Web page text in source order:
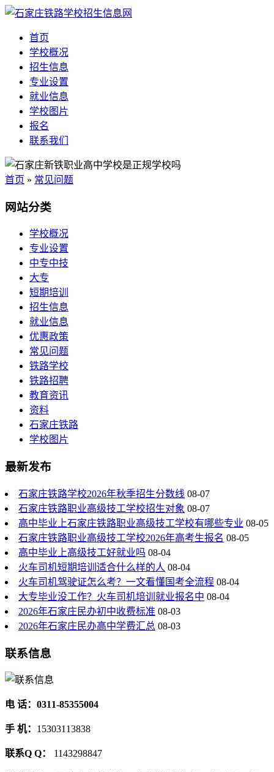
首页
学校概况
招生信息
专业设置
就业信息
学校图片
报名
联系我们
首页 » 常见问题
网站分类
学校概况
专业设置
中专中技
大专
短期培训
招生信息
就业信息
优惠政策
常见问题
铁路学校
铁路招聘
教育资讯
资料
石家庄铁路
学校图片
最新发布
石家庄铁路学校2026年秋季招生分数线 08-07
石家庄铁路职业高级技工学校招生对象 08-07
高中毕业上石家庄铁路职业高级技工学校有哪些专业 08-05
石家庄铁路职业高级技工学校2026年高考生报名 08-05
高中毕业上高级技工好就业吗 08-04
火车司机短期培训适合什么样的人 08-04
火车司机驾驶证怎么考？一文看懂国考全流程 08-04
大专毕业没工作？火车司机培训就业报名中 08-04
2026年石家庄民办初中收费标准 08-03
2026年石家庄民办高中学费汇总 08-03
联系信息
电 话：0311-85355004
手 机： 15303113838
联系Q Q： 1143298847